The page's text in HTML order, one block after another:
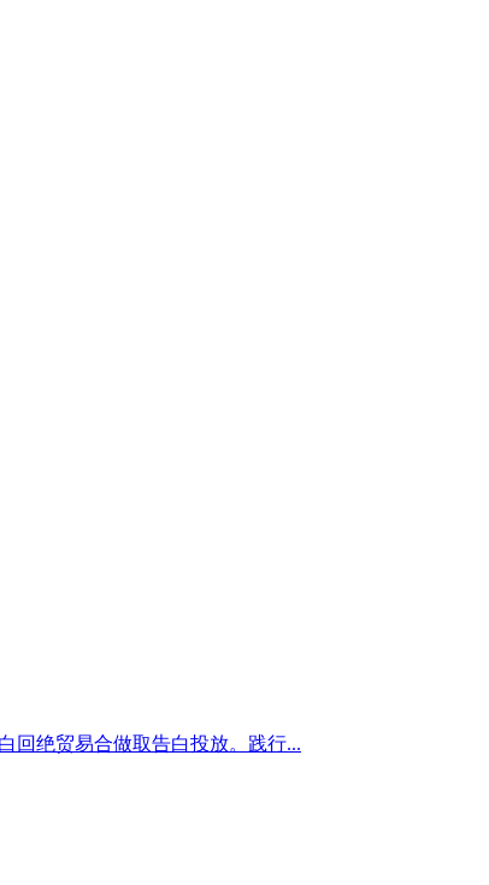
回绝贸易合做取告白投放。践行...